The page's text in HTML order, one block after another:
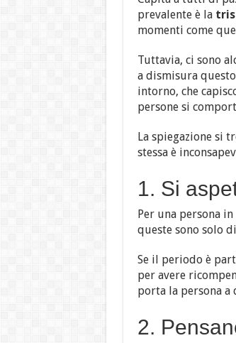
prevalente è la
momenti come
Tuttavia, ci sono
a dismisura
intorno, che
persone si
La spiegazione si
stessa è
1. Si
Per una persona
queste sono solo
Se il periodo è
per avere
porta la persona
2.